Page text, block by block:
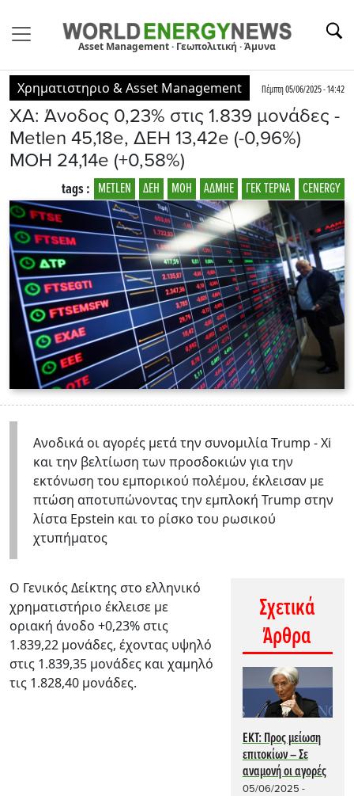
Asset Management · Γεωπολιτική · Άμυνα
Χρηματιστηριο & Asset Management Πέμπτη 05/06/2025 - 14:42
XA: Άνοδος 0,23% στις 1.839 μονάδες -
Metlen 45,18e, ΔΕΗ 13,42e (-0,96%)
ΜΟΗ 24,14e (+0,58%)
CENERGY
ΓΕΚ ΤΕΡΝΑ
ΑΔΜΗΕ
ΜΟΗ
ΔΕΗ
METLEN
tags :
Ανοδικά οι αγορές μετά την συνομιλία Trump - Xi
και την βελτίωση των προσδοκιών για την
εκτόνωση του εμπορικού πολέμου, έκλεισαν με
πτώση αποτυπώνοντας την εμπλοκή Trump στην
λίστα Epstein και το ρίσκο του ρωσικού
χτυπήματος
Σχετικά
Άρθρα
ΕΚΤ: Προς μείωση
επιτοκίων – Σε
αναμονή οι αγορές
05/06/2025 -
O Γενικός Δείκτης στο ελληνικό
χρηματιστήριο έκλεισε με
οριακή άνοδο +0,23% στις
1.839,22 μονάδες, έχοντας υψηλό
στις 1.839,35 μονάδες και χαμηλό
τις 1.828,40 μονάδες.